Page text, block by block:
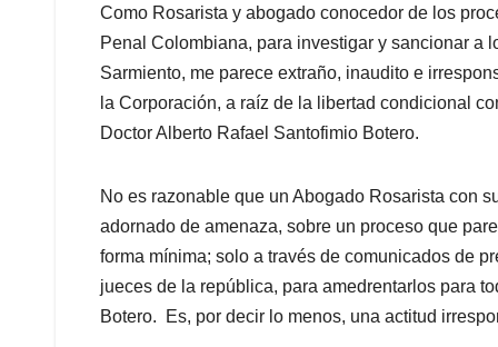
Como Rosarista y abogado conocedor de los
Penal Colombiana, para investigar y sancionar a
Sarmiento, me parece extraño, inaudito e
la Corporación, a raíz de la libertad condicional
Doctor Alberto Rafael Santofimio Botero.
No es razonable que un Abogado Rosarista con
adornado de amenaza, sobre un proceso que
forma mínima; solo a través de comunicados de
jueces de la república, para amedrentarlos para
Botero. Es, por decir lo menos, una actitud